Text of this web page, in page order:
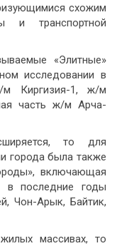
схожим
и транспортной
«Элитные»
исследовании в
м Киргизия-1, ж/м
часть ж/м Арча-
то для
города была также
включающая
в последние годы
Чон-Арык, Байтик,
массивах, то